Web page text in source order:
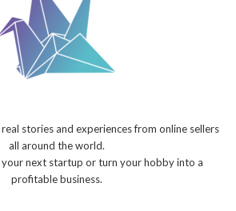
stories and experiences from online sellers
all around the world.
next startup or turn your hobby into a
profitable business.